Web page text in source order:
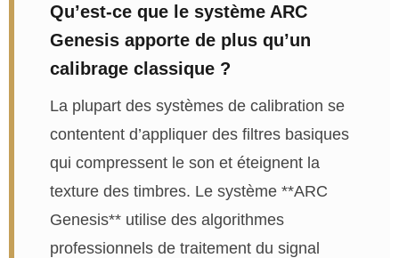
Qu’est-ce que le système ARC
Genesis apporte de plus qu’un
calibrage classique ?
La plupart des systèmes de calibration se
contentent d’appliquer des filtres basiques
qui compressent le son et éteignent la
texture des timbres. Le système **ARC
Genesis** utilise des algorithmes
professionnels de traitement du signal